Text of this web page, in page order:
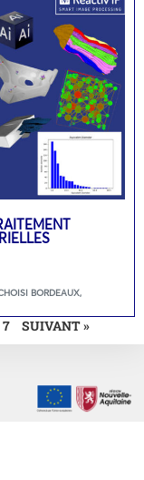
BORDEAUX,
7 SUIVANT »